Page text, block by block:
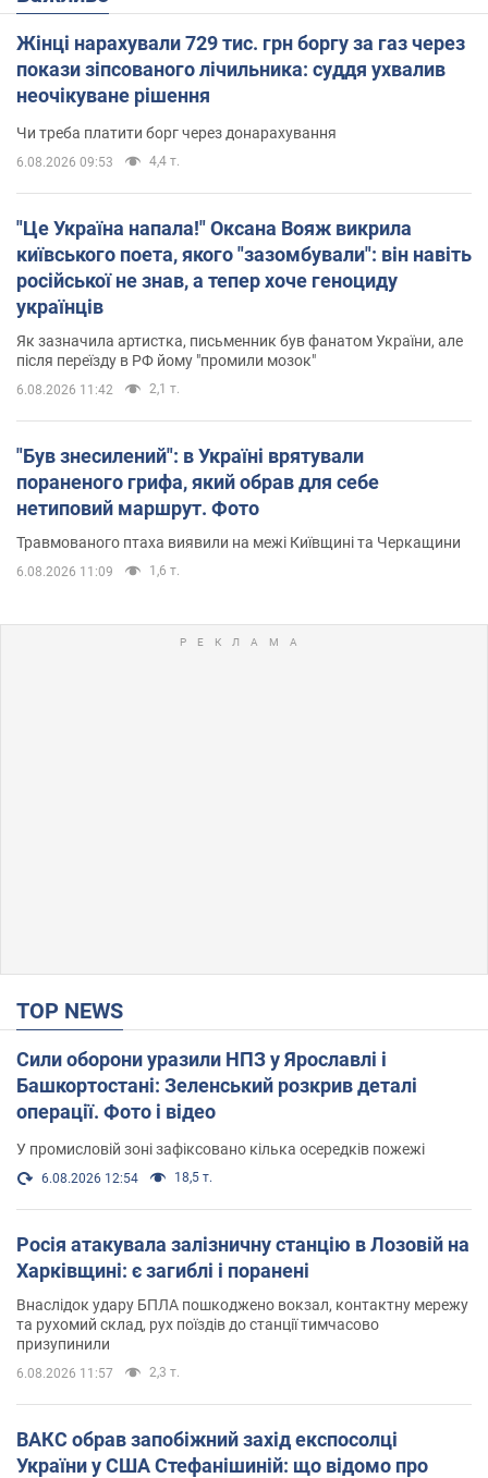
Жінці нарахували 729 тис. грн боргу за газ через
покази зіпсованого лічильника: суддя ухвалив
неочікуване рішення
Чи треба платити борг через донарахування
6.08.2026 09:53 4,4 т.
"Це Україна напала!" Оксана Вояж викрила
київського поета, якого "зазомбували": він навіть
російської не знав, а тепер хоче геноциду
українців
Як зазначила артистка, письменник був фанатом України, але
після переїзду в РФ йому "промили мозок"
6.08.2026 11:42 2,1 т.
"Був знесилений": в Україні врятували
пораненого грифа, який обрав для себе
нетиповий маршрут. Фото
Травмованого птаха виявили на межі Київщині та Черкащини
6.08.2026 11:09 1,6 т.
TOP NEWS
Сили оборони уразили НПЗ у Ярославлі і
Башкортостані: Зеленський розкрив деталі
операції. Фото і відео
У промисловій зоні зафіксовано кілька осередків пожежі
6.08.2026 12:54 18,5 т.
Росія атакувала залізничну станцію в Лозовій на
Харківщині: є загиблі і поранені
Внаслідок удару БПЛА пошкоджено вокзал, контактну мережу
та рухомий склад, рух поїздів до станції тимчасово
призупинили
6.08.2026 11:57 2,3 т.
ВАКС обрав запобіжний захід експосолці
України у США Стефанішиній: що відомо про